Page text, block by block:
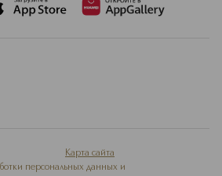
Карта сайта
персональных данных и